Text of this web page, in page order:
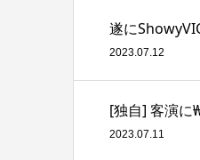
遂に
2023.07.12
[独自] 客演に
2023.07.11